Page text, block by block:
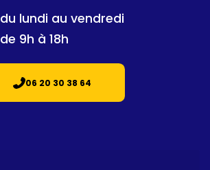
du lundi au vendredi
de 9h à 18h
06 20 30 38 64